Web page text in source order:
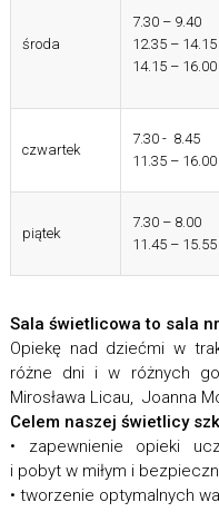
środa
7.30 – 9.40
12.35 – 14.15
14.15 – 16.00
czwartek
7.30 - 8.45
11.35 – 16.00
piątek
7.30 – 8.00
11.45 – 15.55
Sala świetlicowa to sala
Opiekę nad dziećmi w
różne dni i w różnych
Mirosława Licau, Joanna
Celem naszej świetlicy
• zapewnienie opieki
i pobyt w miłym i
• tworzenie optymalnych